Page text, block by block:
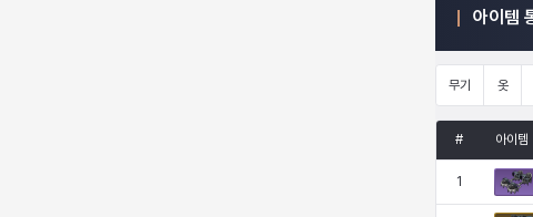
아이템
무기 옷
# 아이템
1